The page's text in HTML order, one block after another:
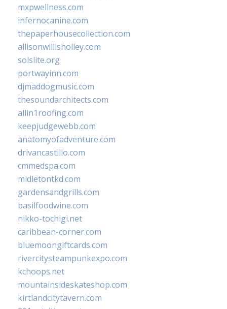
mxpwellness.com
infernocanine.com
thepaperhousecollection.com
allisonwillisholley.com
solslite.org
portwayinn.com
djmaddogmusic.com
thesoundarchitects.com
allin1roofing.com
keepjudgewebb.com
anatomyofadventure.com
drivancastillo.com
cmmedspa.com
midletontkd.com
gardensandgrills.com
basilfoodwine.com
nikko-tochigi.net
caribbean-corner.com
bluemoongiftcards.com
rivercitysteampunkexpo.com
kchoops.net
mountainsideskateshop.com
kirtlandcitytavern.com